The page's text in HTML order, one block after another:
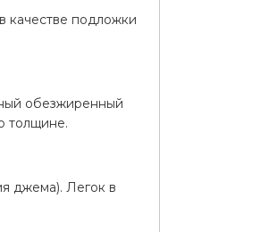
качестве подложки
обезжиренный
толщине.
джема). Легок в